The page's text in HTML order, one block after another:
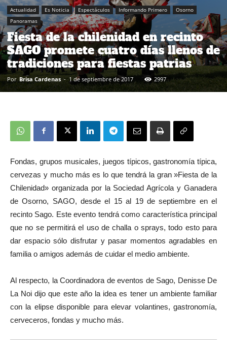
Actualidad Es Noticia Espectáculos Informando Primero
Osorno
Panoramas
Fiesta de la chilenidad en recinto
SAGO promete cuatro días llenos de
tradiciones para fiestas patrias
Por Brisa Cardenas - 1 de septiembre de 2017 2997
Fondas, grupos musicales, juegos típicos, gastronomía típica,
cervezas y mucho más es lo que tendrá la gran »Fiesta de la
Chilenidad» organizada por la Sociedad Agrícola y Ganadera
de Osorno, SAGO, desde el 15 al 19 de septiembre en el
recinto Sago. Este evento tendrá como característica principal
que no se permitirá el uso de challa o sprays, todo esto para
dar espacio sólo disfrutar y pasar momentos agradables en
familia o amigos además de cuidar el medio ambiente.
Al respecto, la Coordinadora de eventos de Sago, Denisse De
La Noi dijo que este año la idea es tener un ambiente familiar
con la elipse disponible para elevar volantines, gastronomía,
cerveceros, fondas y mucho más.